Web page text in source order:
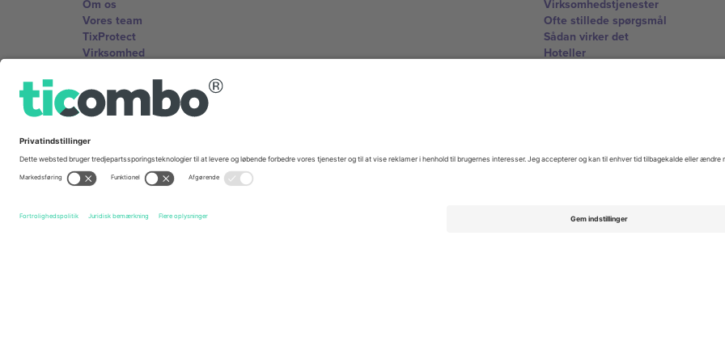
Om os
Vores team
TixProtect
Virksomhed
Partnerprogram
Virksomhedstjenester
Ofte stillede spørgsmål
Sådan virker det
Hoteller